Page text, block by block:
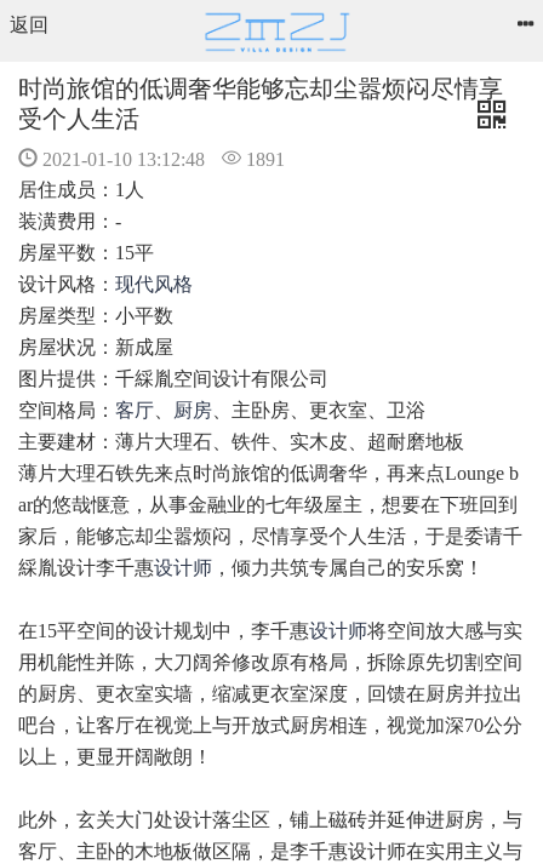
返回
时尚旅馆的低调奢华能够忘却尘嚣烦闷尽情享
受个人生活
2021-01-10 13:12:48
1891
居住成员：1人
装潢费用：-
房屋平数：15平
设计风格： 现代风格
房屋类型：小平数
房屋状况：新成屋
图片提供：千綵胤空间设计有限公司
空间格局： 客厅 厨房 、主卧房、更衣室、卫浴
主要建材：薄片大理石、铁件、实木皮、超耐磨地板
薄片大理石铁先来点时尚旅馆的低调奢华，再来点Lounge b
ar的悠哉惬意，从事金融业的七年级屋主，想要在下班回到
家后，能够忘却尘嚣烦闷，尽情享受个人生活，于是委请千
綵胤设计李千惠设计师 ，倾力共筑专属自己的安乐窝！
在15平空间的设计规划中，李千惠设计师将空间放大感与实
用机能性并陈，大刀阔斧修改原有格局，拆除原先切割空间
的厨房、更衣室实墙，缩减更衣室深度，回馈在厨房并拉出
吧台，让客厅在视觉上与开放式厨房相连，视觉加深70公分
以上，更显开阔敞朗！
此外，玄关大门处设计落尘区，铺上磁砖并延伸进厨房，与
客厅、主卧的木地板做区隔，是李千惠设计师在实用主义与